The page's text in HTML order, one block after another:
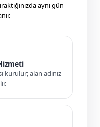
aynı gün
kurulur; alan adınız